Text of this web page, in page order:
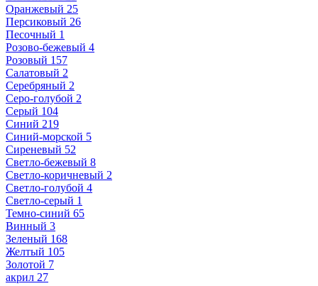
Оранжевый 25
Персиковый 26
Песочный 1
Розово-бежевый 4
Розовый 157
Салатовый 2
Серебряный 2
Серо-голубой 2
Серый 104
Синий 219
Синий-морской 5
Сиреневый 52
Светло-бежевый 8
Светло-коричневый 2
Светло-голубой 4
Светло-серый 1
Темно-синий 65
Винный 3
Зеленый 168
Желтый 105
Золотой 7
акрил 27